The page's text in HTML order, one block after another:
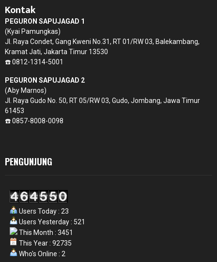
Kontak
PEGURON SAPUJAGAD 1
(Kyai Pamungkas)
Jl. Raya Condet, Gang Kweni No.31, RT 01/RW 03, Balekambang,
Kramat Jati, Jakarta Timur 13530
☎️ 0812-1314-5001
PEGURON SAPUJAGAD 2
(Aby Marnos)
Jl. Raya Gudo No. 50, RT 05/RW 03, Gudo, Jombang, Jawa Timur
61453
☎️ 0857-8008-0098
PENGUNJUNG
Users Today : 23
Users Yesterday : 521
This Month : 3451
This Year : 92735
Who's Online : 2